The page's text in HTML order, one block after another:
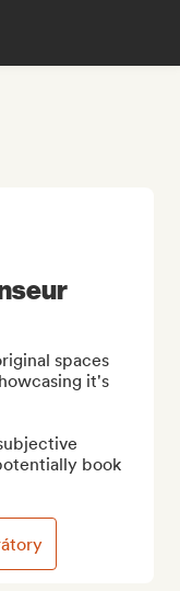
spaces
it's
book